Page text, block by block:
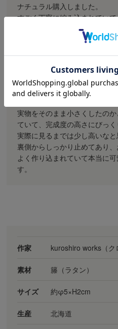
ナチュラル購入しました。
すごく丁寧に編み込まれていて
ほんとにかわいいカンカン帽。
さっそく被せたら、しろくま
ほち様
実物をそのまま小さくしたの
ていて、完成度の高さにびっく
実際に見るまでは少し高いな
裏側からしっかり止めてあり、
よく作り込まれていて本当に
す。
作家 kuroshiro works（ク
素材 籐（ラタン）
サイズ 約φ5×H2cm
生産 北海道